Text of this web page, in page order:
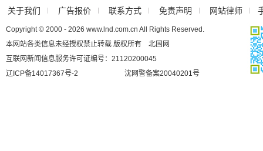
关于我们 广告报价 联系方式 免责声明 网站律师
Copyright © 2000 - 2026 www.lnd.com.cn All Rights Reserved.
本网站各类信息未经授权禁止转载 版权所有 北国网
互联网新闻信息服务许可证编号：21120200045
辽ICP备14017367号-2
沈网警备案20040201号